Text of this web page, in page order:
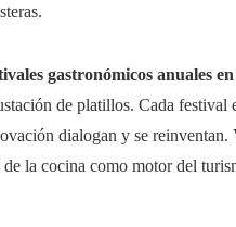
gastronómicos anuales
de platillos. Cada festival
dialogan y se reinventan.
la cocina como motor del